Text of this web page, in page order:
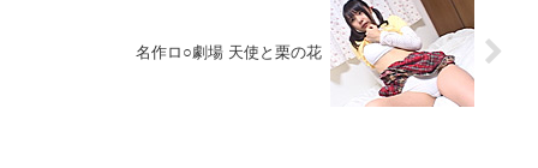
名作ロ○劇場 天使と栗の花